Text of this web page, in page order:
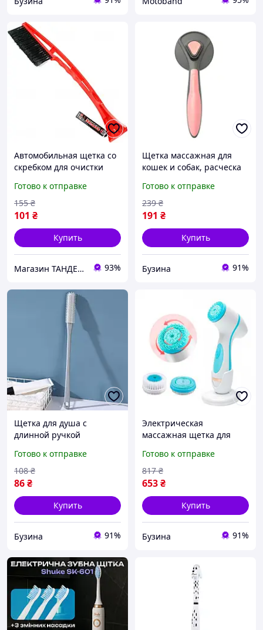
Автомобильная щетка со
скребком для очистки
ручкой SAPFIRE SF-17, 43
см
Готово к отправке
101 ₴
155 ₴
Купить
Магазин ТАНДЕМ: Ваш надійний партнер в фарбуванні авто! Безкоштовна доставка від 7000 грн! 93%
Щетка массажная для
кошек и собак, расческа
buzyna
Готово к отправке
191 ₴
239 ₴
Купить
Бузина 91%
Щетка для душа с
длинной ручкой
38см dutyfree
Готово к отправке
86₴
108 ₴
Купить
Бузина 91%
Электрическая
массажная щетка для
IPX6, AE-868 buzyna
Готово к отправке
653₴
817 ₴
Купить
Бузина 91%